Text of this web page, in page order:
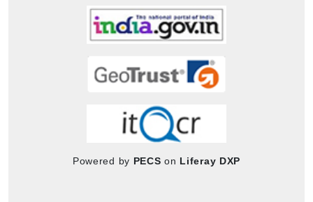
Powered by PECS on Liferay DXP